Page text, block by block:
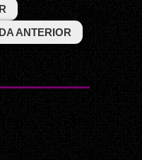
ANTERIOR